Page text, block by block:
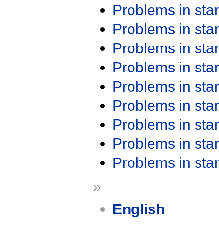
Problems in
Problems in
Problems in
Problems in
Problems in
Problems in
Problems in
Problems in
Problems in
»
English